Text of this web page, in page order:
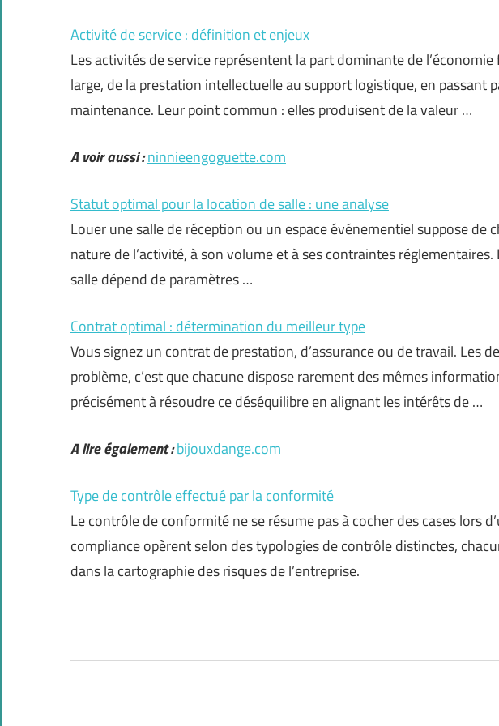
Activité de service : définition et enjeux
Les activités de service représentent la part dominante de
large, de la prestation intellectuelle au support logistique, en passant
maintenance. Leur point commun : elles produisent de la valeur …
A voir aussi :ninnieengoguette.com
Statut optimal pour la location de salle : une analyse
Louer une salle de réception ou un espace événementiel suppose de
nature de l’activité, à son volume et à ses contraintes
salle dépend de paramètres …
Contrat optimal : détermination du meilleur type
Vous signez un contrat de prestation, d’assurance ou de travail. Les
problème, c’est que chacune dispose rarement des mêmes
précisément à résoudre ce déséquilibre en alignant les intérêts de …
A lire également :bijouxdange.com
Type de contrôle effectué par la conformité
Le contrôle de conformité ne se résume pas à cocher des cases lors
compliance opèrent selon des typologies de contrôle distinctes,
dans la cartographie des risques de l’entreprise.